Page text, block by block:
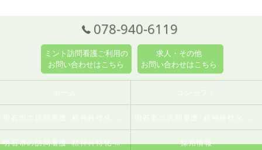
078-940-6119
ミント訪問看護ご利用の
お問い合わせはこちら
求人・その他
お問い合わせはこちら
明石市の訪問看護･精神科特化 訪問看護ステーションミントのお客様の声 採用情報